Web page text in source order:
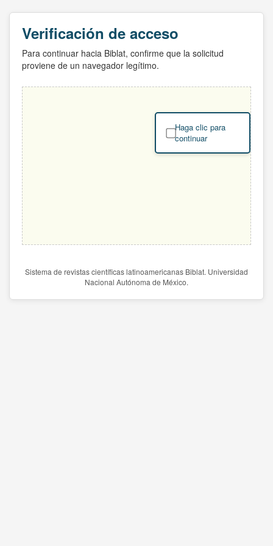
Verificación de acceso
Para continuar hacia Biblat, confirme que la solicitud
proviene de un navegador legítimo.
Haga clic para
continuar
Sistema de revistas científicas latinoamericanas Biblat. Universidad
Nacional Autónoma de México.